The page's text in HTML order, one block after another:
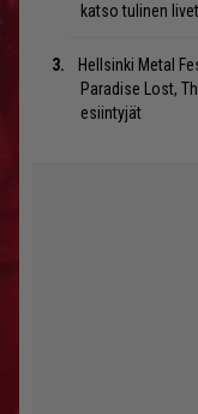
katso tulinen
Hellsinki Metal
Paradise Lost,
esiintyjät